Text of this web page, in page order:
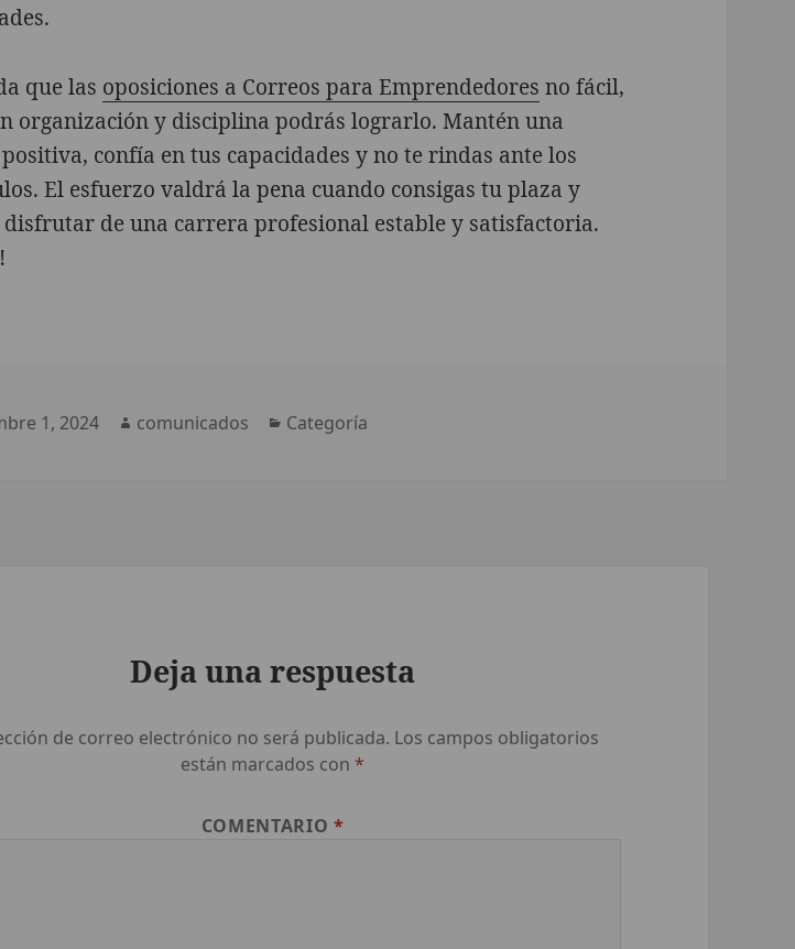
que las oposiciones a Correos para Emprendedores no fácil,
organización y disciplina podrás lograrlo. Mantén una
confía en tus capacidades y no te rindas ante los
El esfuerzo valdrá la pena cuando consigas tu plaza y
disfrutar de una carrera profesional estable y satisfactoria.
1, 2024 Autor
comunicados Categorías
Categoría
Deja una respuesta
de correo electrónico no será publicada. Los campos obligatorios
están marcados con*
COMENTARIO *